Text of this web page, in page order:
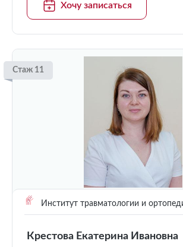
Хочу записаться
Стаж 11
Институт травматологии и
Крестова Екатерина Ивановна